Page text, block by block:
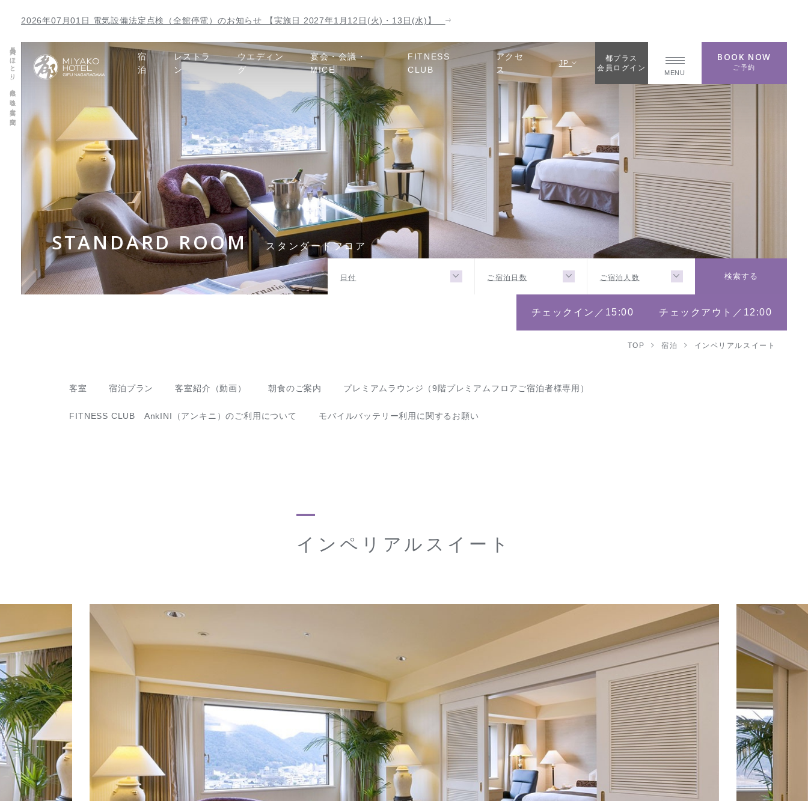
長良川のほとり、自然に映る上質な空間
宿
泊
レストラ
ン
ウエディン
グ
宴会・会議・
MICE
FITNESS
CLUB
アクセ
ス
JP
都プラス
会員ログイン
MENU
BOOK NOW
ご予約
STANDARD ROOM スタンダードフロア
日付 ご宿泊日数 ご宿泊人数 検索する
チェックイン／15:00 チェックアウト／12:00
2026年07月01日 電気設備法定点検（全館停電）のお知らせ 【実施日 2027年1月12日(火)・13日(水)】
TOP 宿泊 インペリアルスイート
客室 宿泊プラン 客室紹介（動画） 朝食のご案内 プレミアムラウンジ（9階プレミアムフロアご宿泊者様専用）
FITNESS CLUB AnkINI（アンキニ）のご利用について モバイルバッテリー利用に関するお願い
インペリアルスイート